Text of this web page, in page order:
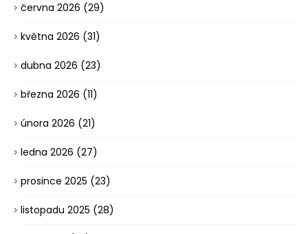
června 2026 (29)
května 2026 (31)
dubna 2026 (23)
března 2026 (11)
února 2026 (21)
ledna 2026 (27)
prosince 2025 (23)
listopadu 2025 (28)